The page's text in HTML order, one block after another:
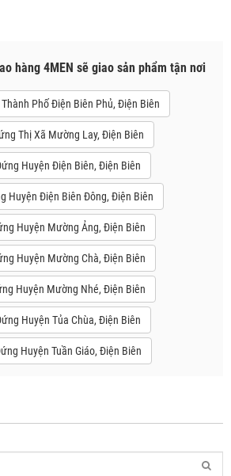
hàng 4MEN sẽ giao sản phẩm tận nơi
Phố Điện Biên Phủ, Điện Biên
Thị Xã Mường Lay, Điện Biên
Huyện Điện Biên, Điện Biên
Huyện Điện Biên Đông, Điện Biên
Huyện Mường Ảng, Điện Biên
Huyện Mường Chà, Điện Biên
Huyện Mường Nhé, Điện Biên
Huyện Tủa Chùa, Điện Biên
Huyện Tuần Giáo, Điện Biên